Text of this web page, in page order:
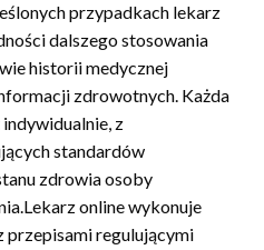
przypadkach lekarz
dalszego stosowania
historii medycznej
zdrowotnych. Każda
z
standardów
zdrowia osoby
online wykonuje
regulującymi